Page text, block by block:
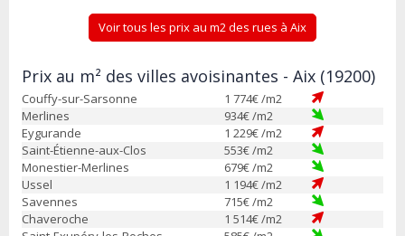
Voir tous les prix au m2 des rues à Aix
Prix au m² des villes avoisinantes - Aix (19200)
Couffy-sur-Sarsonne 1 774€ /m2
Merlines
934€ /m2
Eygurande
1 229€ /m2
Saint-Étienne-aux-Clos
553€ /m2
Monestier-Merlines
679€ /m2
Ussel
1 194€ /m2
Savennes
715€ /m2
Chaveroche
1 514€ /m2